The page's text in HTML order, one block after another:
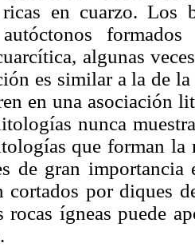
ricas en cuarzo. Los
algunas
es similar a la de
en una asociación
nunca
que forman la
de gran importancia
cortados por diques
rocas ígneas puede